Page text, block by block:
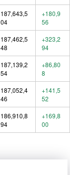
187,643,5
04
+180,9
56
187,462,5
48
+323,2
94
187,139,2
54
+86,80
8
187,052,4
46
+141,5
52
186,910,8
94
+169,8
00